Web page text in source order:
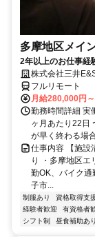
多摩地区メイ
2年以上のお仕事経
株式会社三井
フルリモート
月給280,000円
勤務時間詳細 実
ヶ月あたり22日
が早く終わる場
仕事内容 【施設
り ・多摩地区エ
勤OK、バイク通
子市...
制服あり 資格取得支
経験者歓迎
有資格者
シフト制
昼食補助あり